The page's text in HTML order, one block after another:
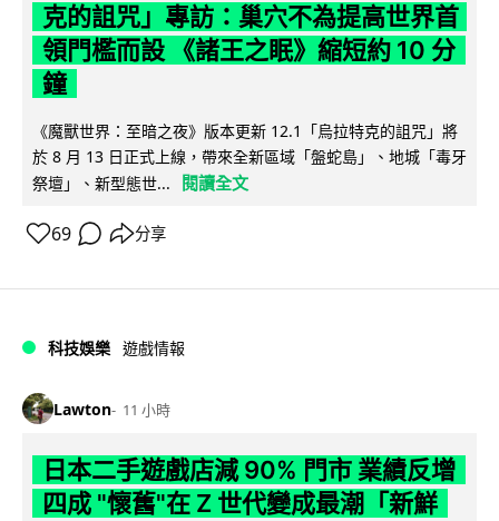
克的詛咒」專訪：巢穴不為提高世界首
領門檻而設 《諸王之眠》縮短約 10 分
鐘
《魔獸世界：至暗之夜》版本更新 12.1「烏拉特克的詛咒」將
於 8 月 13 日正式上線，帶來全新區域「盤蛇島」、地城「毒牙
祭壇」、新型態世...
閱讀全文
69 分享
科技娛樂 遊戲情報
Lawton 11 小時
日本二手遊戲店減 90% 門市 業績反增
四成 "懷舊"在 Z 世代變成最潮「新鮮